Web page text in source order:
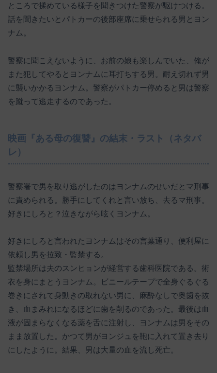
ところで揉めている様子を聞きつけた警察が駆けつける。
話を聞きたいとパトカーの後部座席に乗せられる男とヨン
ナム。
警察に聞こえないように、お前の娘も楽しんでいた、俺が
また犯してやるとヨンナムに耳打ちする男。耐え切れず男
に襲いかかるヨンナム。警察がパトカー停めると男は警察
を蹴って逃走するのであった。
映画『ある母の復讐』の結末・ラスト（ネタバ
レ）
警察署で男を取り逃がしたのはヨンナムのせいだとマ刑事
に責められる。勝手にしてくれと言い放ち、去るマ刑事。
好きにしろと？泣きながら呟くヨンナム。
好きにしろと言われたヨンナムはその言葉通り、便利屋に
依頼し男を拉致・監禁する。
監禁場所は夫のスンヒョンが経営する歯科医院である。術
衣を身にまとうヨンナム。ビニールテープで全身ぐるぐる
巻きにされて身動きの取れない男に、麻酔なしで奥歯を抜
き、血まみれになるほどに歯を削るのであった。最後は血
液が固まらなくなる薬を舌に注射し、ヨンナムは男をその
まま放置した。かつて男がヨンジュを鞄に入れて置き去り
にしたように。結果、男は大量の血を流し死亡。